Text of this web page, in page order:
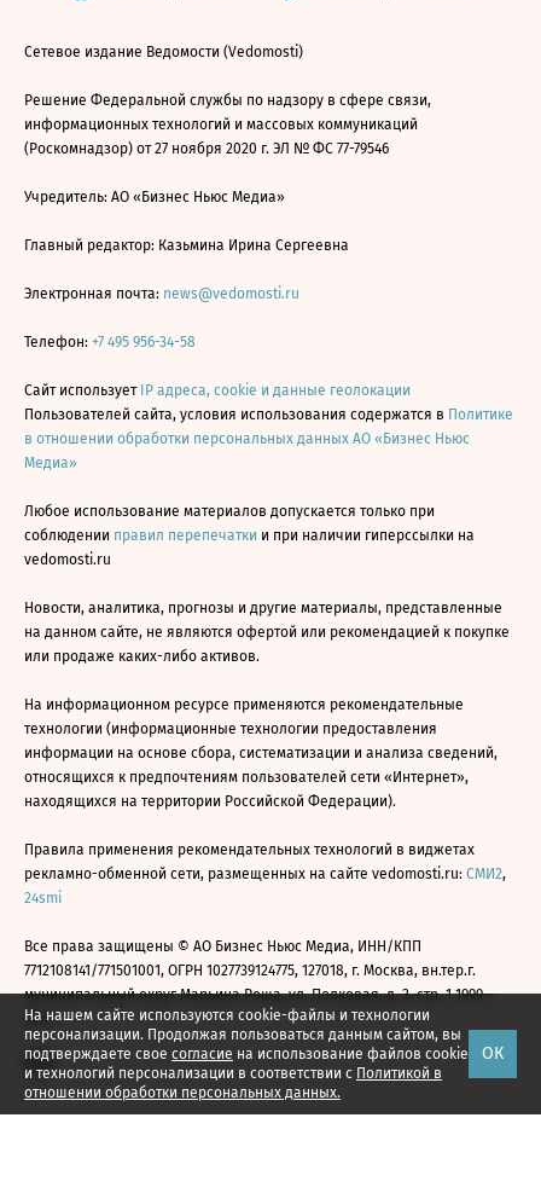
На нашем сайте используются cookie-файлы и технологии
персонализации. Продолжая пользоваться данным сайтом, вы
подтверждаете свое согласие на использование файлов cookie
и технологий персонализации в соответствии с Политикой в
отношении обработки персональных данных.
ОК
Сетевое издание Ведомости (Vedomosti)
Решение Федеральной службы по надзору в сфере связи,
информационных технологий и массовых коммуникаций
(Роскомнадзор) от 27 ноября 2020 г. ЭЛ № ФС 77-79546
Учредитель: АО «Бизнес Ньюс Медиа»
Главный редактор: Казьмина Ирина Сергеевна
Электронная почта: news@vedomosti.ru
Телефон: +7 495 956-34-58
Сайт использует IP адреса, cookie и данные геолокации
Пользователей сайта, условия использования содержатся в Политике
в отношении обработки персональных данных АО «Бизнес Ньюс
Медиа»
Любое использование материалов допускается только при
соблюдении правил перепечатки и при наличии гиперссылки на
vedomosti.ru
Новости, аналитика, прогнозы и другие материалы, представленные
на данном сайте, не являются офертой или рекомендацией к покупке
или продаже каких-либо активов.
На информационном ресурсе применяются рекомендательные
технологии (информационные технологии предоставления
информации на основе сбора, систематизации и анализа сведений,
относящихся к предпочтениям пользователей сети «Интернет»,
находящихся на территории Российской Федерации).
Правила применения рекомендательных технологий в виджетах
рекламно-обменной сети, размещенных на сайте vedomosti.ru: СМИ2,
24smi
Все права защищены © АО Бизнес Ньюс Медиа, ИНН/КПП
7712108141/771501001, ОГРН 1027739124775, 127018, г. Москва, вн.тер.г.
муниципальный округ Марьина Роща, ул. Полковая, д. 3, стр. 1 1999—
2026